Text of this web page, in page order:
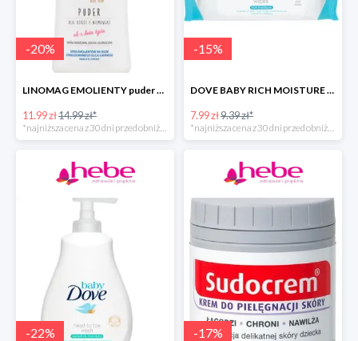
-20%
LINOMAG EMOLIENTY puder dla dzieci i niemowląt od 1. dnia życia -40%
11.99 zł14.99 zł*
*najniższa cena z 30 dni przed obniżką
-15%
DOVE BABY RICH MOISTURE chusteczki pielęgnacyjne -40%
7.99 zł9.39 zł*
*najniższa cena z 30 dni przed obniżką
-22% -17%